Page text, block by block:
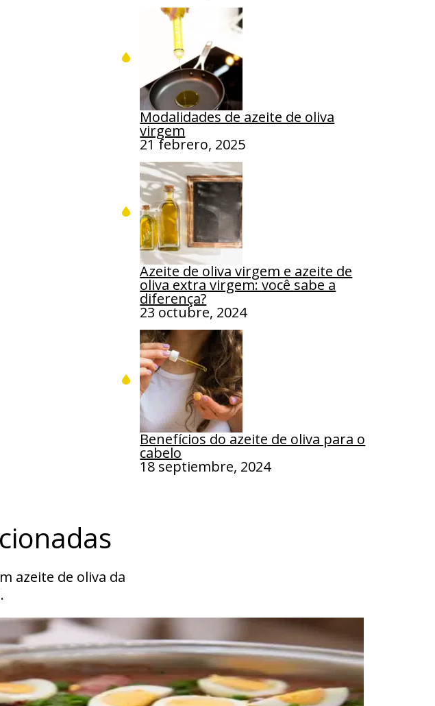
Modalidades de azeite de oliva
virgem
21 febrero, 2025
Azeite de oliva virgem e azeite de
oliva extra virgem: você sabe a
diferença?
23 octubre, 2024
Benefícios do azeite de oliva para o
cabelo
18 septiembre, 2024
azeite de oliva da